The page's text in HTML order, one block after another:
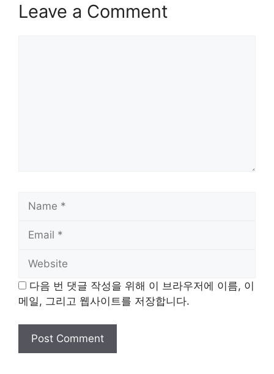
Leave a Comment
다음 번 댓글 작성을 위해 이 브라우저에 이름, 이
메일, 그리고 웹사이트를 저장합니다.